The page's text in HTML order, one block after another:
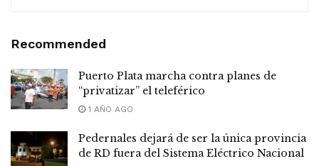
Recommended
Puerto Plata marcha contra planes de
“privatizar” el teleférico
1 AÑO AGO
Pedernales dejará de ser la única provincia
de RD fuera del Sistema Eléctrico Nacional